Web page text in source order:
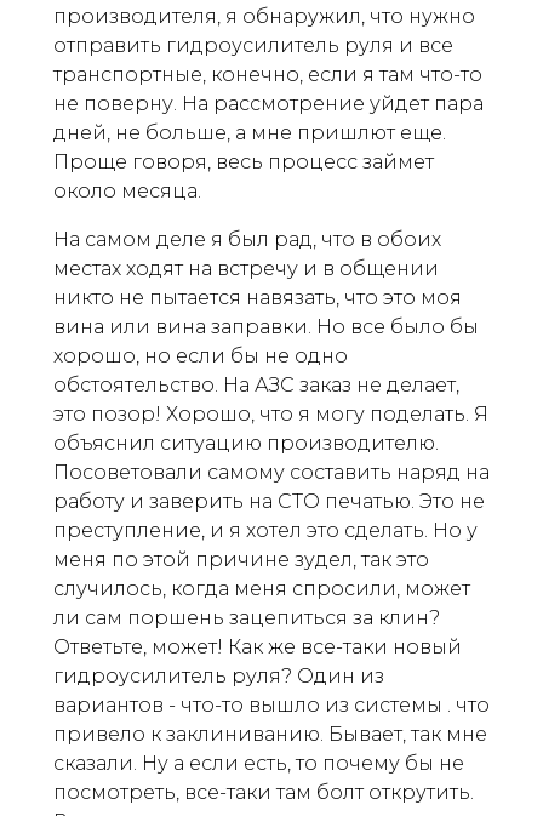
производителя, я обнаружил, что нужно
отправить гидроусилитель руля и все
транспортные, конечно, если я там что-то
не поверну. На рассмотрение уйдет пара
дней, не больше, а мне пришлют еще.
Проще говоря, весь процесс займет
около месяца.
На самом деле я был рад, что в обоих
местах ходят на встречу и в общении
никто не пытается навязать, что это моя
вина или вина заправки. Но все было бы
хорошо, но если бы не одно
обстоятельство. На АЗС заказ не делает,
это позор! Хорошо, что я могу поделать. Я
объяснил ситуацию производителю.
Посоветовали самому составить наряд на
работу и заверить на СТО печатью. Это не
преступление, и я хотел это сделать. Но у
меня по этой причине зудел, так это
случилось, когда меня спросили, может
ли сам поршень зацепиться за клин?
Ответьте, может! Как же все-таки новый
гидроусилитель руля? Один из
вариантов - что-то вышло из системы . что
привело к заклиниванию. Бывает, так мне
сказали. Ну а если есть, то почему бы не
посмотреть, все-таки там болт открутить.